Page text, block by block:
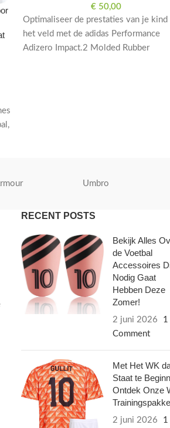
€ 50,00
Optimaliseer de prestaties van je kind
het veld met de adidas Performance
Adizero Impact.2 Molded Rubber
Umbro
RECENT POSTS
Bekijk Alles
de Voetbal
Accessoires
Nodig Gaat
Hebben Deze
Zomer!
2 juni 2026
1
Comment
Met Het WK
Staat te
Ontdek Onze
2 juni 2026 1